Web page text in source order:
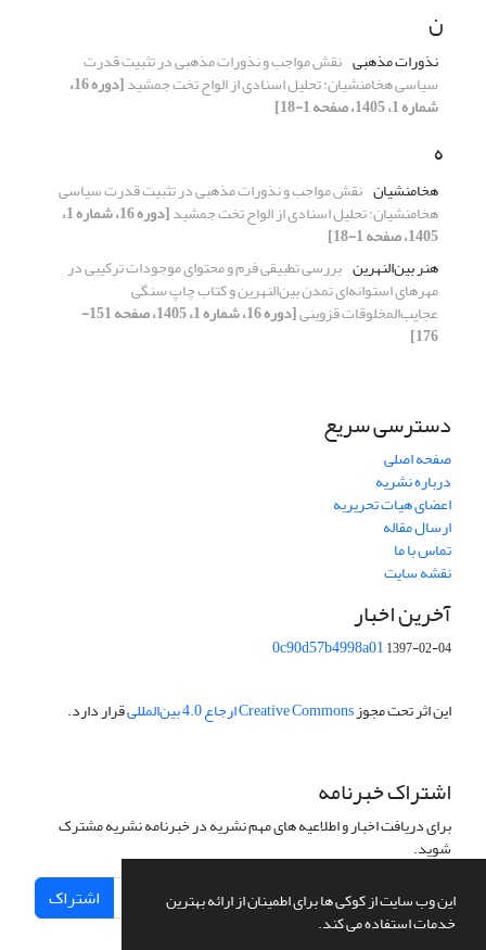
این وب سایت از کوکی ها برای اطمینان از ارائه بهترین
خدمات استفاده می کند.
ن
نذورات مذهبی نقش مواجب و نذورات مذهبی در تثبیت قدرت
سیاسی هخامنشیان: تحلیل اسنادی از الواح تخت جمشید [دوره 16،
شماره 1، 1405، صفحه 1-18]
ه
هخامنشیان نقش مواجب و نذورات مذهبی در تثبیت قدرت سیاسی
هخامنشیان: تحلیل اسنادی از الواح تخت جمشید [دوره 16، شماره 1،
1405، صفحه 1-18]
هنر بین‌النهرین بررسی تطبیقی فرم و محتوای موجودات ترکیبی در
مهرهای استوانه‌ای تمدن بین‌النهرین و کتاب چاپ سنگی
عجایب‌المخلوقات قزوینی [دوره 16، شماره 1، 1405، صفحه 151-
176]
دسترسی سریع
صفحه اصلی
درباره نشریه
اعضای هیات تحریریه
ارسال مقاله
تماس با ما
نقشه سایت
آخرین اخبار
0c90d57b4998a011397-02-04
این اثر تحت مجوزCreative Commons ارجاع 4.0 بین‌المللی قرار دارد.
اشتراک خبرنامه
برای دریافت اخبار و اطلاعیه های مهم نشریه در خبرنامه نشریه مشترک
شوید.
اشتراک